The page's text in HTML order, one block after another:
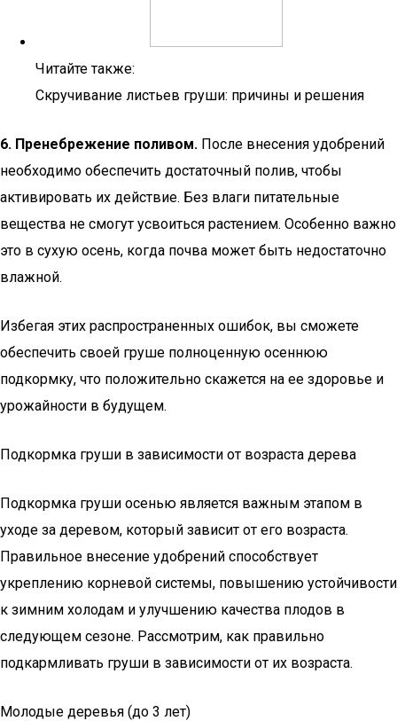
Читайте также:
Скручивание листьев груши: причины и решения
6. Пренебрежение поливом. После внесения удобрений
необходимо обеспечить достаточный полив, чтобы
активировать их действие. Без влаги питательные
вещества не смогут усвоиться растением. Особенно важно
это в сухую осень, когда почва может быть недостаточно
влажной.
Избегая этих распространенных ошибок, вы сможете
обеспечить своей груше полноценную осеннюю
подкормку, что положительно скажется на ее здоровье и
урожайности в будущем.
Подкормка груши в зависимости от возраста дерева
Подкормка груши осенью является важным этапом в
уходе за деревом, который зависит от его возраста.
Правильное внесение удобрений способствует
укреплению корневой системы, повышению устойчивости
к зимним холодам и улучшению качества плодов в
следующем сезоне. Рассмотрим, как правильно
подкармливать груши в зависимости от их возраста.
Молодые деревья (до 3 лет)